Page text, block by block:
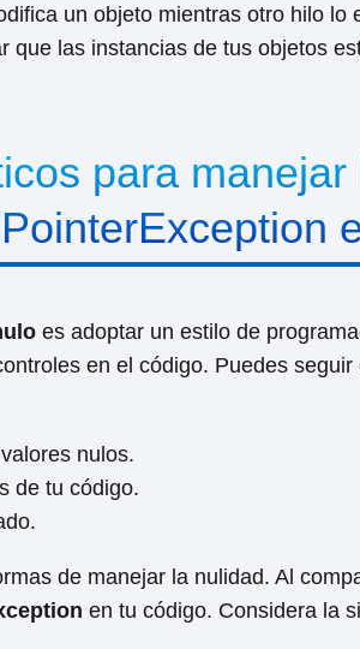
un objeto mientras otro hilo lo
que las instancias de tus objetos
para
es adoptar un estilo de
en el código. Puedes
nulos.
de tu código.
de manejar la nulidad. Al
en tu código. Considera la